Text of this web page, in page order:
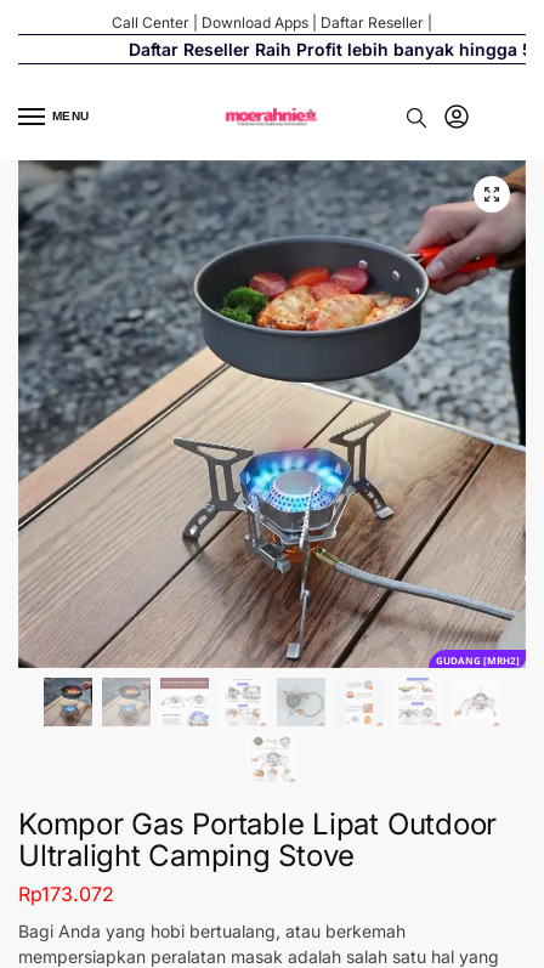
Call Center Download Apps Daftar Reseller
Daftar Reseller Raih Profit lebih banyak hingga 500%
MENU
GUDANG [MRH2]
Kompor Gas Portable Lipat Outdoor
Ultralight Camping Stove
Rp173.072
Bagi Anda yang hobi bertualang, atau berkemah
mempersiapkan peralatan masak adalah salah satu hal yang